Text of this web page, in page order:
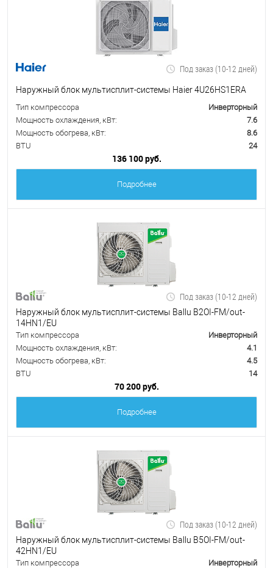
Под заказ (10-12 дней)
Наружный блок мультисплит-системы Haier 4U26HS1ERA
Тип компрессора
Инверторный
Мощность охлаждения, кВт:
7.6
Мощность обогрева, кВт:
8.6
BTU
24
136 100 руб.
Подробнее
Под заказ (10-12 дней)
Наружный блок мультисплит-системы Ballu B2OI-FM/out-
14HN1/EU
Тип компрессора
Инверторный
Мощность охлаждения, кВт:
4.1
Мощность обогрева, кВт:
4.5
BTU
14
70 200 руб.
Подробнее
Под заказ (10-12 дней)
Наружный блок мультисплит-системы Ballu B5OI-FM/out-
42HN1/EU
Тип компрессора
Инверторный